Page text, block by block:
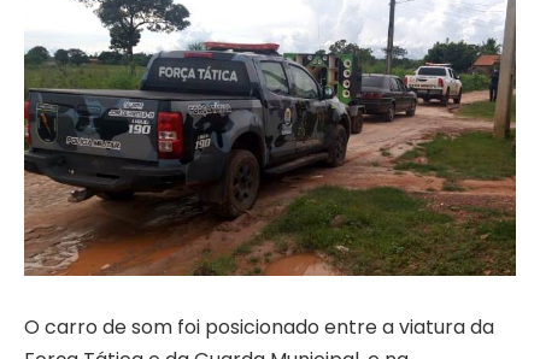
O carro de som foi posicionado entre a viatura da